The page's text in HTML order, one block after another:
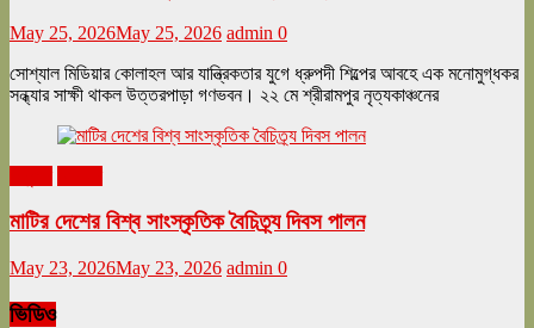
May 25, 2026May 25, 2026 admin 0
সোশ্যাল মিডিয়ার কোলাহল আর যান্ত্রিকতার যুগে ধ্রুপদী শিল্পের আবহে এক মনোমুগ্ধকর
সন্ধ্যার সাক্ষী থাকল উত্তরপাড়া গণভবন। ২২ মে শ্রীরামপুর নৃত্যকাঞ্চনের
মাটির দেশের বিশ্ব সাংস্কৃতিক বৈচিত্র্য দিবস পালন
May 23, 2026May 23, 2026 admin 0
ভিডিও